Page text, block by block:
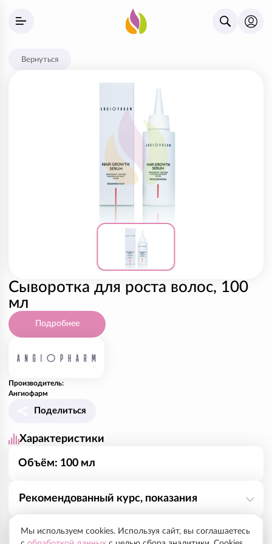
Вернуться
Сыворотка для роста волос, 100
мл
Подробнее
Производитель:
Ангиофарм
Поделиться
Характеристики
Объём: 100 мл
Рекомендованный курс, показания
Ангиофарм Сыворотка для роста волос оказывает
Способ применения
Мы используем cookies. Используя сайт, вы соглашаетесь